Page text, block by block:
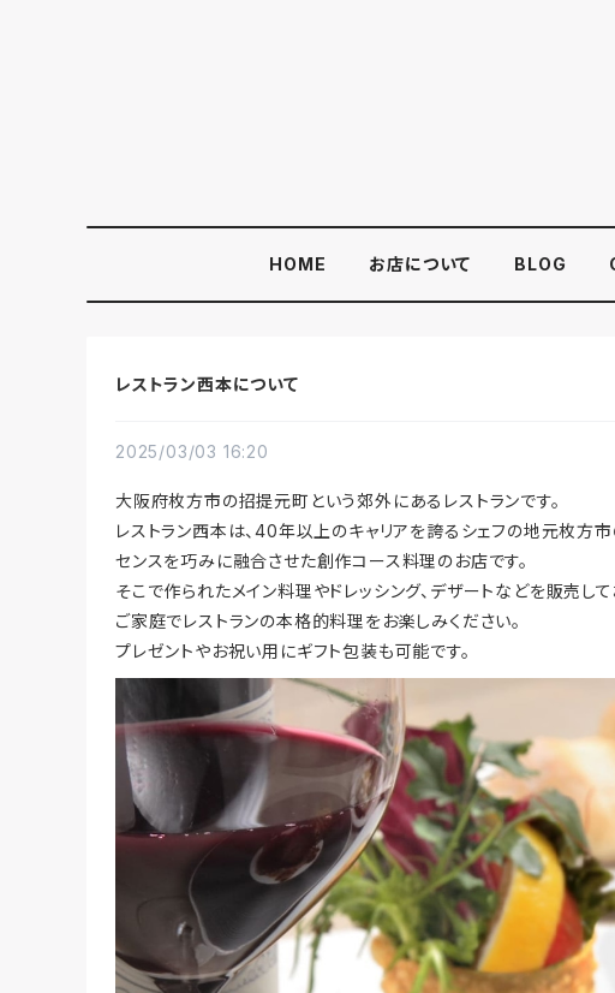
HOME お店について BLOG
レストラン西本について
2025/03/03 16:20
大阪府枚方市の招提元町という郊外にあるレストランです。
レストラン西本は、40年以上のキャリアを誇るシェフの地元枚方
センスを巧みに融合させた創作コース料理のお店です。
そこで作られたメイン料理やドレッシング、デザートなどを販売して
ご家庭でレストランの本格的料理をお楽しみください。
プレゼントやお祝い用にギフト包装も可能です。